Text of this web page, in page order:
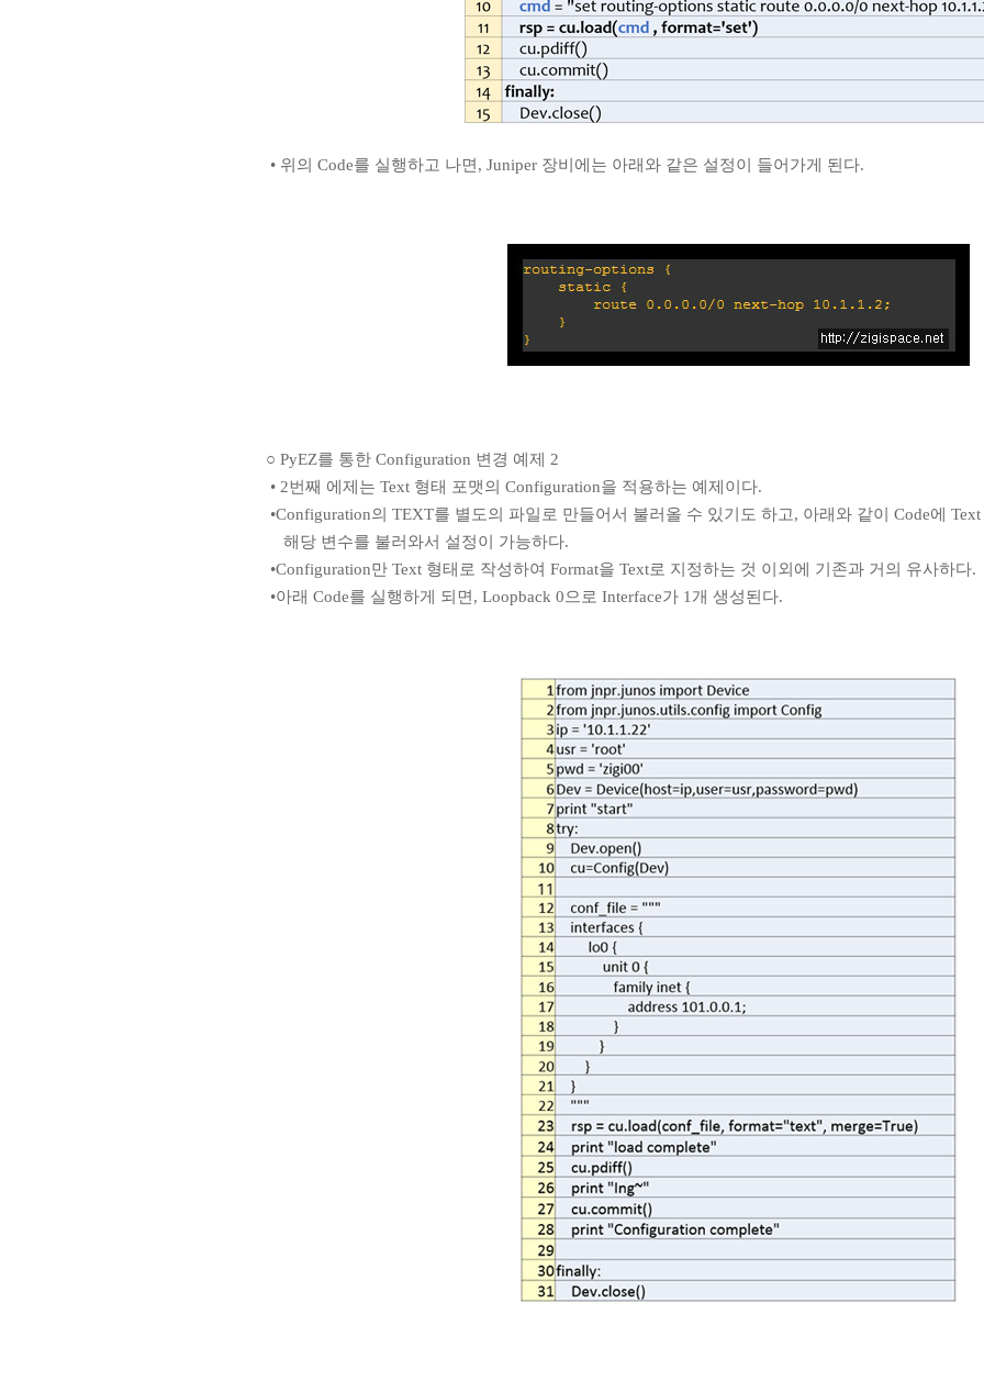
• 위의 Code를 실행하고 나면, Juniper 장비에는 아래와 같은 설정이 들어가게 된다.
○ PyEZ를 통한 Configuration 변경 예제 2
• 2번째 에제는 Text 형태 포맷의 Configuration을 적용하는 예제이다.
•Configuration의 TEXT를 별도의 파일로 만들어서 불러올 수 있기도 하고, 아래와 같이 Code에
해당 변수를 불러와서 설정이 가능하다.
•Configuration만 Text 형태로 작성하여 Format을 Text로 지정하는 것 이외에 기존과 거의 유사하다.
•아래 Code를 실행하게 되면, Loopback 0으로 Interface가 1개 생성된다.